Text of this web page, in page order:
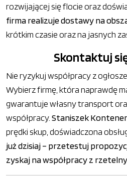
rozwijającej się flocie oraz
firma realizuje dostawy na
krótkim czasie oraz na jasnych
Skontaktuj
Nie ryzykuj współpracy z
Wybierz firmę, która naprawdę
gwarantuje własny transport
współpracy.Staniszek
prędki skup, doświadczona
już dzisiaj – przetestuj
zyskaj na współpracy z